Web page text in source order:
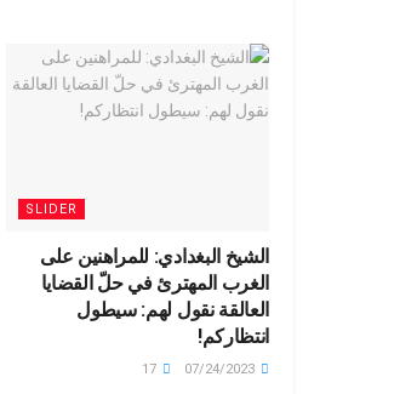
SLIDER
الشيخ البغدادي: للمراهنين على
الغرب المهترئ في حلّ القضايا
العالقة نقول لهم: سيطول
انتظاركم!